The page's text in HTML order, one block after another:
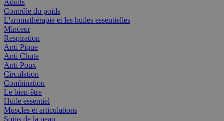
Adults
Contrôle du poids
L'aromathérapie et les huiles essentielles
Minceur
Respiration
Anti Pique
Anti Chute
Anti Poux
Circulation
Combination
Le bien-être
Huile essentiel
Muscles et articulations
Soins de la peau